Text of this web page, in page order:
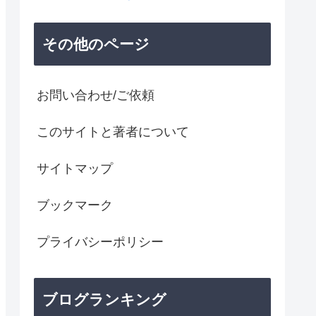
その他のページ
お問い合わせ/ご依頼
このサイトと著者について
サイトマップ
ブックマーク
プライバシーポリシー
ブログランキング